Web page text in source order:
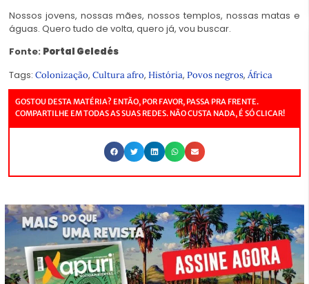
Nossos jovens, nossas mães, nossos templos, nossas matas e
águas. Quero tudo de volta, quero já, vou buscar.
Fonte: Portal Geledés
Tags: Colonização, Cultura afro, História, Povos negros, África
GOSTOU DESTA MATÉRIA? ENTÃO, POR FAVOR, PASSA PRA FRENTE.
COMPARTILHE EM TODAS AS SUAS REDES. NÃO CUSTA NADA, É SÓ CLICAR!